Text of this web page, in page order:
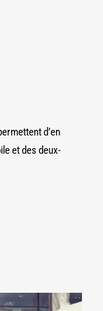
d’en
et des deux-